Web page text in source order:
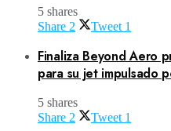
5 shares
Share 2 Tweet 1
Finaliza Beyond Aero
para su jet impulsado
5 shares
Share 2 Tweet 1